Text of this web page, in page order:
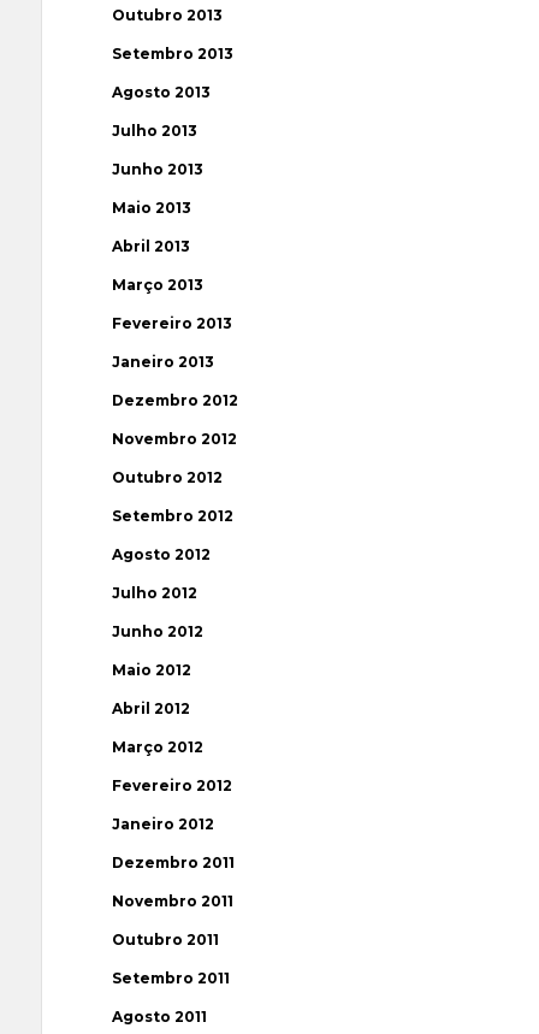
Outubro 2013
Setembro 2013
Agosto 2013
Julho 2013
Junho 2013
Maio 2013
Abril 2013
Março 2013
Fevereiro 2013
Janeiro 2013
Dezembro 2012
Novembro 2012
Outubro 2012
Setembro 2012
Agosto 2012
Julho 2012
Junho 2012
Maio 2012
Abril 2012
Março 2012
Fevereiro 2012
Janeiro 2012
Dezembro 2011
Novembro 2011
Outubro 2011
Setembro 2011
Agosto 2011